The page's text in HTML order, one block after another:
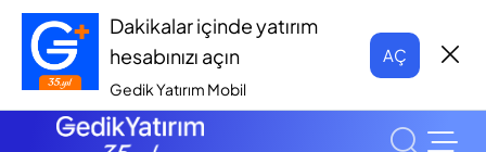
Dakikalar içinde yatırım
hesabınızı açın
Gedik Yatırım Mobil
AÇ